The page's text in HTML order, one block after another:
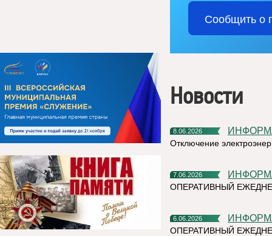
Сообщить о
Новости
8.06.2026
Отключение
7.06.2026
ОПЕРАТИВНЫЙ
6.06.2026
ОПЕРАТИВНЫЙ